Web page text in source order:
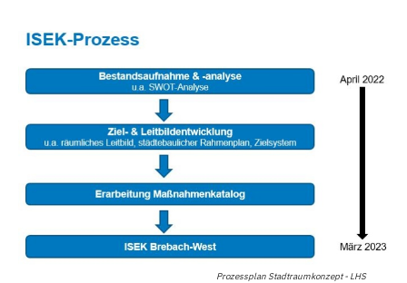
Prozessplan Stadtraumkonzept - LHS